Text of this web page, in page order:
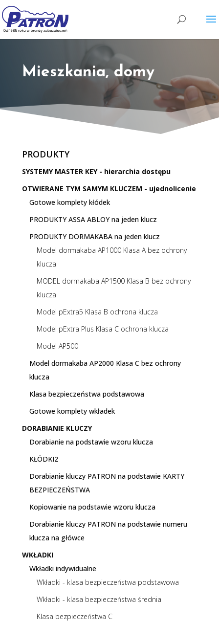
Wyszukiwarka
produktów
Mieszkania, domy
PRODUKTY
SYSTEMY MASTER KEY - hierarchia dostępu
OTWIERANE TYM SAMYM KLUCZEM - ujednolicenie
Gotowe komplety kłódek
PRODUKTY ASSA ABLOY na jeden klucz
PRODUKTY DORMAKABA na jeden klucz
Model dormakaba AP1000 Klasa A bez ochrony
klucza
MODEL dormakaba AP1500 Klasa B bez ochrony
klucza
Model pExtra5 Klasa B ochrona klucza
Model pExtra Plus Klasa C ochrona klucza
Model AP500
Model dormakaba AP2000 Klasa C bez ochrony
klucza
Klasa bezpieczeństwa podstawowa
Gotowe komplety wkładek
DORABIANIE KLUCZY
Dorabianie na podstawie wzoru klucza
KŁÓDKI2
Dorabianie kluczy PATRON na podstawie KARTY
BEZPIECZEŃSTWA
Kopiowanie na podstawie wzoru klucza
Dorabianie kluczy PATRON na podstawie numeru
klucza na główce
WKŁADKI
Wkładki indywidualne
Wkładki - klasa bezpieczeństwa podstawowa
Wkładki - klasa bezpieczeństwa średnia
Klasa bezpieczeństwa C